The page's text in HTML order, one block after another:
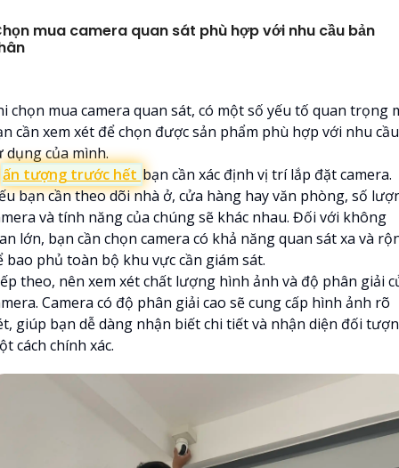
mua camera quan sát phù hợp với nhu cầu bản
chọn mua camera quan sát, có một số yếu tố quan trọng
cần xem xét để chọn được sản phẩm phù hợp với nhu cầu
dụng của mình.
ấn tượng trước hết bạn cần xác định vị trí lắp đặt camera.
bạn cần theo dõi nhà ở, cửa hàng hay văn phòng, số
và tính năng của chúng sẽ khác nhau. Đối với không
lớn, bạn cần chọn camera có khả năng quan sát xa và
bao phủ toàn bộ khu vực cần giám sát.
theo, nên xem xét chất lượng hình ảnh và độ phân giải
Camera có độ phân giải cao sẽ cung cấp hình ảnh rõ
giúp bạn dễ dàng nhận biết chi tiết và nhận diện đối
cách chính xác.